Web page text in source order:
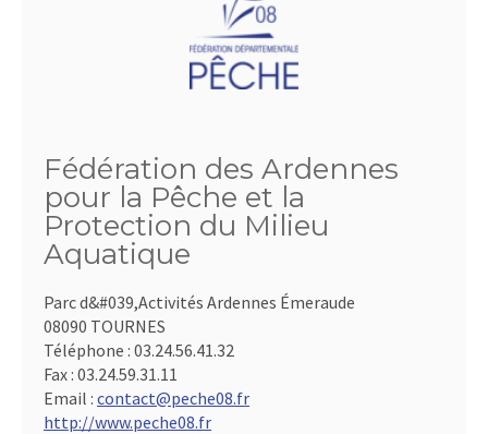
Fédération des Ardennes
pour la Pêche et la
Protection du Milieu
Aquatique
Parc d&#039,Activités Ardennes Émeraude
08090 TOURNES
Téléphone : 03.24.56.41.32
Fax : 03.24.59.31.11
Email : contact@peche08.fr
http://www.peche08.fr